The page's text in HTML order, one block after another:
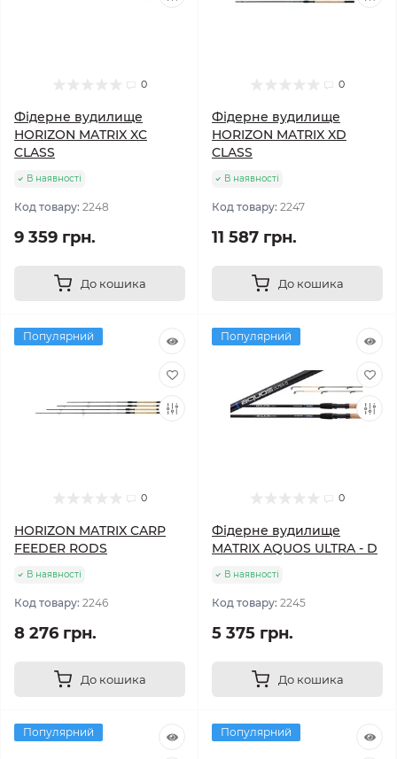
0
Фідерне вудилище
HORIZON MATRIX XC
CLASS
В наявності
Код товару: 2248
9 359 грн.
До кошика
0
Фідерне вудилище
HORIZON MATRIX XD
CLASS
В наявності
Код товару: 2247
11 587 грн.
До кошика
Популярний
0
HORIZON MATRIX CARP
FEEDER RODS
В наявності
Код товару: 2246
8 276 грн.
До кошика
Популярний
0
Фідерне вудилище
MATRIX AQUOS ULTRA - D
В наявності
Код товару: 2245
5 375 грн.
До кошика
Популярний Популярний